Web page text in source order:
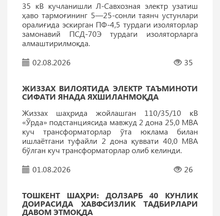
35 кВ кучланишли Л-Савхозная электр узатиш
ҳаво тармоғининг 5—25-сонли таянч устунлари
оралиғида эскирган ПФ-4,5 турдаги изоляторлар
замонавий ПСД-70Э турдаги изоляторларга
алмаштирилмоқда.
02.08.2026
35
ЖИЗЗАХ ВИЛОЯТИДА ЭЛEКТР ТАЪМИНОТИ
СИФАТИ ЯНАДА ЯХШИЛАНМОҚДА
Жиззах шаҳрида жойлашган 110/35/10 кВ
«Ўрда» подстанциясида мавжуд 2 дона 25,0 МВА
куч трансформаторлар ўта юклама билан
ишлаётгани туфайли 2 дона қуввати 40,0 МВА
бўлган куч трансформаторлар олиб келинди.
01.08.2026
26
ТОШКEНТ ШАҲРИ: ДОЛЗАРБ 40 КУНЛИК
ДОИРАСИДА ХАВФСИЗЛИК ТАДБИРЛАРИ
ДАВОМ ЭТМОҚДА